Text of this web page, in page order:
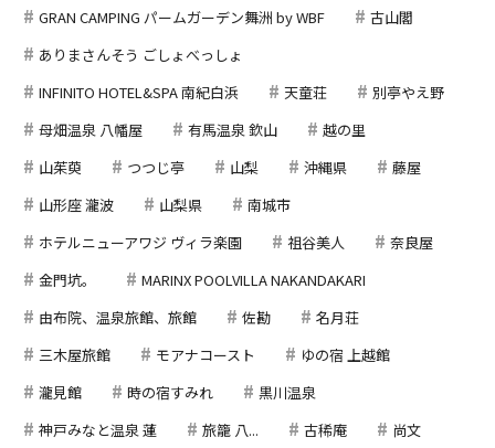
GRAN CAMPING パームガーデン舞洲 by WBF
古山閣
ありまさんそう ごしょべっしょ
INFINITO HOTEL&SPA 南紀白浜
天童荘
別亭やえ野
母畑温泉 八幡屋
有馬温泉 欽山
越の里
山茱萸
つつじ亭 山梨 沖縄県
藤屋
山形座 瀧波
山梨県
南城市
ホテルニューアワジ ヴィラ楽園
祖谷美人
奈良屋
金門坑。
MARINX POOLVILLA NAKANDAKARI
由布院、温泉旅館、旅館
佐勘
名月荘
三木屋旅館
モアナコースト
ゆの宿 上越館
瀧見館
時の宿すみれ
黒川温泉
神戸みなと温泉 蓮
旅籠 八... 古稀庵
尚文